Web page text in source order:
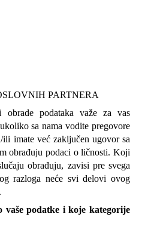
PARTNERA
obrade podataka važe za vas
sa nama vodite pregovore
imate već zaključen ugovor sa
obrađuju podaci o ličnosti. Koji
obrađuju, zavisi pre svega
razloga neće svi delovi ovog
podatke i koje kategorije